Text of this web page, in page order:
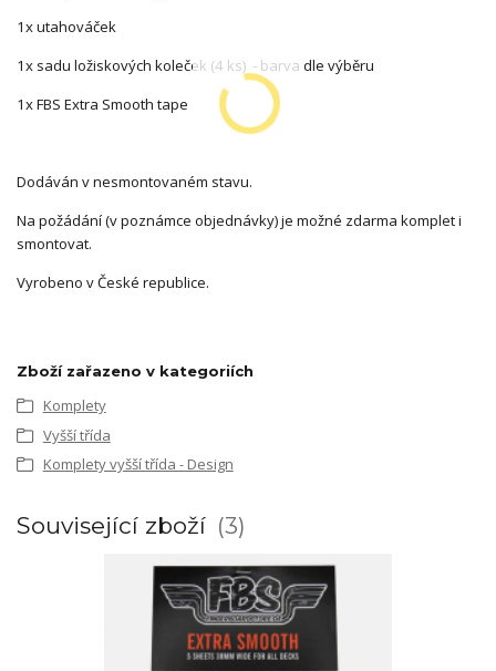
1x utahováček
1x sadu ložiskových koleček (4 ks) - barva dle výběru
1x FBS Extra Smooth tape
Dodáván v nesmontovaném stavu.
Na požádání (v poznámce objednávky) je možné zdarma komplet i
smontovat.
Vyrobeno v České republice.
Zboží zařazeno v kategoriích
Komplety
Vyšší třída
Komplety vyšší třída - Design
Související zboží 3